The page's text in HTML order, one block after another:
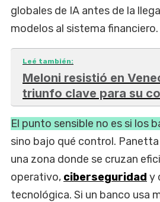
globales de IA antes de la
modelos al sistema financiero.
Leé también:
Meloni resistió en
triunfo clave para su
El punto sensible no es si los
sino bajo qué control.
una zona donde se cruzan
operativo, ciberseguridad y
tecnológica. Si un banco usa